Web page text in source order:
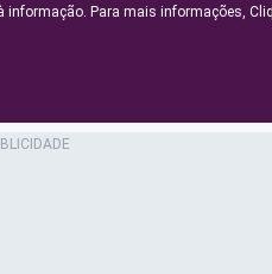
informação. Para mais informações,